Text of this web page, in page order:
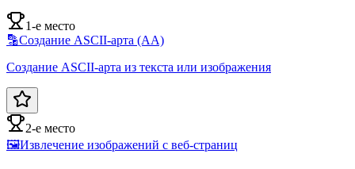
1-е место
🔡Создание ASCII-арта (AA)
Создание ASCII-арта из текста или изображения
2-е место
🖼️Извлечение изображений с веб-страниц